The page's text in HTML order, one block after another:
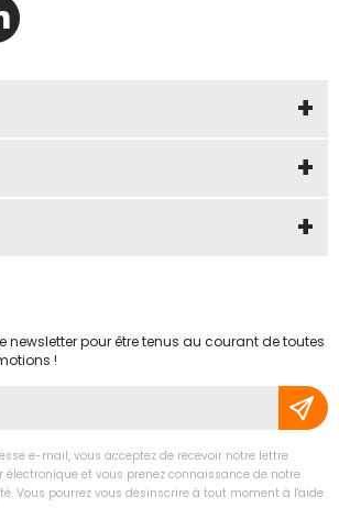
newsletter pour être tenus au courant de toutes
!
e-mail, vous acceptez de recevoir notre lettre
et vous prenez connaissance de notre
Vous pourrez vous désinscrire à tout moment à l'aide